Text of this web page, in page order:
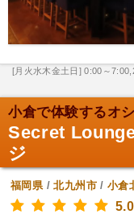
[月火水木金土日] 0:00～
小倉で体験するオ
Secret
ジ
福岡県/北九州市/小倉
5.0